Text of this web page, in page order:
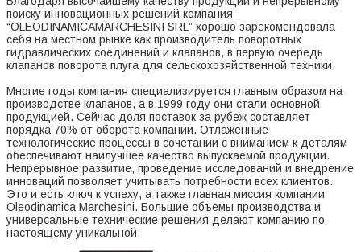
поиску инновационных решений компания
“OLEODINAMICAMARCHESINI SRL” хорошо зарекомендовала
себя на местном рынке как производитель поворотных
гидравлических соединений и клапанов, в первую очередь
клапанов поворота плуга для сельскохозяйственной техники.
Многие годы компания специализируется главным образом на
производстве клапанов, а в 1999 году они стали основной
продукцией. Сейчас доля поставок за рубеж составляет
порядка 70% от оборота компании. Отлаженные
технологические процессы в сочетании с вниманием к деталям
обеспечивают наилучшее качество выпускаемой продукции.
Непрерывное развитие, проведение исследований и внедрение
инноваций позволяет учитывать потребности всех клиентов.
Это и есть ключ к успеху, а также главная миссия компании
Oleodinamica Marchesini. Большие объемы производства и
универсальные технические решения делают компанию по-
настоящему уникальной.